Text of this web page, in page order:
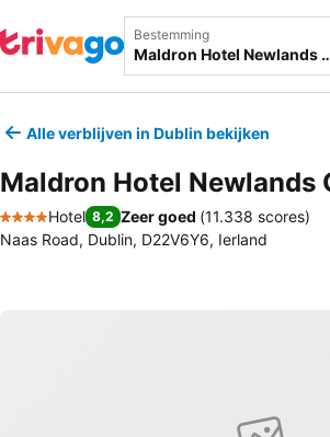
Bestemming
Alle verblijven in Dublin bekijken
Maldron Hotel Newlands
4 Sterren
Hotel 8,2 Zeer goed (11.338 scores)
Naas Road, Dublin, D22V6Y6, Ierland